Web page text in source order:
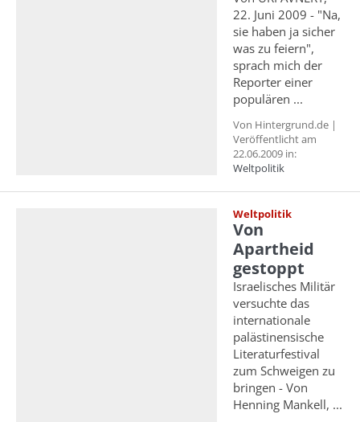
22. Juni 2009 - "Na,
sie haben ja sicher
was zu feiern",
sprach mich der
Reporter einer
populären ...
Von Hintergrund.de |
Veröffentlicht am
22.06.2009 in:
Weltpolitik
Weltpolitik
Von
Apartheid
gestoppt
Israelisches Militär
versuchte das
internationale
palästinensische
Literaturfestival
zum Schweigen zu
bringen - Von
Henning Mankell, ...